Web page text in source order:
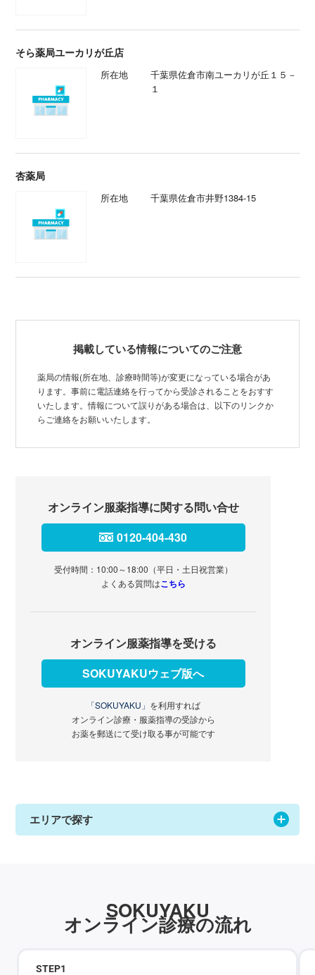
そら薬局ユーカリが丘店
所在地
千葉県佐倉市南ユーカリが丘１５－
１
杏薬局
所在地 千葉県佐倉市井野1384-15
掲載している情報についてのご注意
薬局の情報(所在地、診療時間等)が変更になっている場合があ
ります。事前に電話連絡を行ってから受診されることをおすす
いたします。情報について誤りがある場合は、以下のリンクか
らご連絡をお願いいたします。
オンライン服薬指導に関する問い合せ
0120-404-430
受付時間：10:00～18:00（平日・土日祝営業）
よくある質問はこちら
オンライン服薬指導を受ける
SOKUYAKUウェブ版へ
「SOKUYAKU」 を利用すれば
オンライン診療・服薬指導の受診から
お薬を郵送にて受け取る事が可能です
エリアで探す
SOKUYAKU
オンライン診療の流れ
STEP1